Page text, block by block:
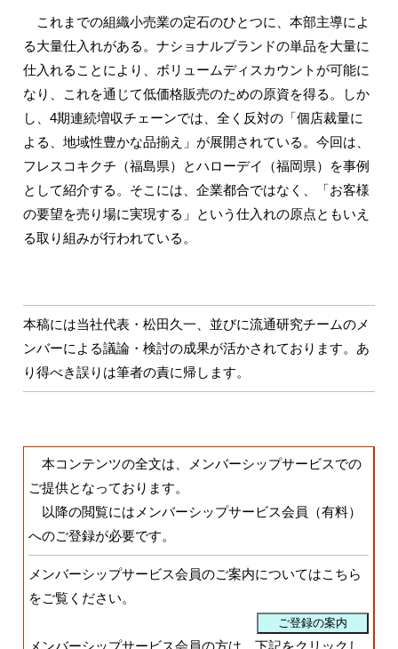
これまでの組織小売業の定石のひとつに、本部主導によ
る大量仕入れがある。ナショナルブランドの単品を大量に
仕入れることにより、ボリュームディスカウントが可能に
なり、これを通じて低価格販売のための原資を得る。しか
し、4期連続増収チェーンでは、全く反対の「個店裁量に
よる、地域性豊かな品揃え」が展開されている。今回は、
フレスコキクチ（福島県）とハローデイ（福岡県）を事例
として紹介する。そこには、企業都合ではなく、「お客様
の要望を売り場に実現する」という仕入れの原点ともいえ
る取り組みが行われている。
本稿には当社代表・松田久一、並びに流通研究チームのメ
ンバーによる議論・検討の成果が活かされております。あ
り得べき誤りは筆者の責に帰します。
本コンテンツの全文は、メンバーシップサービスでの
ご提供となっております。
以降の閲覧にはメンバーシップサービス会員（有料）
へのご登録が必要です。
メンバーシップサービス会員のご案内についてはこちら
をご覧ください。
メンバーシップサービス会員の方は、下記をクリックし